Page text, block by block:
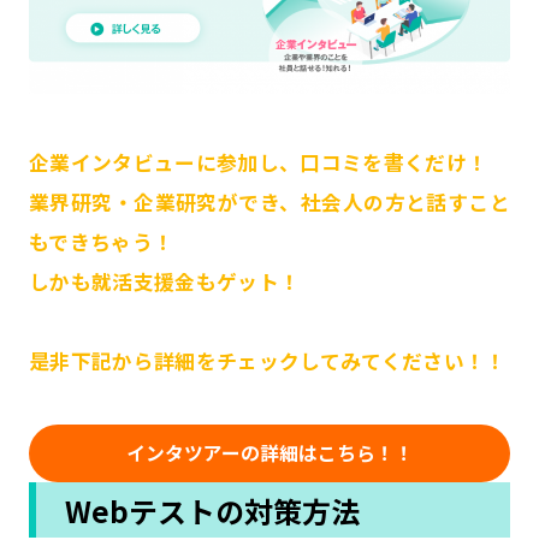
企業インタビューに参加し、口コミを書くだけ！
業界研究・企業研究ができ、社会人の方と話すこと
もできちゃう！
しかも就活支援金もゲット！
是非下記から詳細をチェックしてみてください！！
インタツアーの詳細はこちら！！
Webテストの対策方法